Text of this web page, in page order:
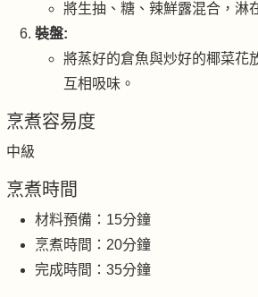
將生抽、糖、辣鮮露混合，淋
裝盤:
將蒸好的倉魚與炒好的椰菜花
互相吸味。
烹煮容易度
中級
烹煮時間
材料預備：15分鐘
烹煮時間：20分鐘
完成時間：35分鐘